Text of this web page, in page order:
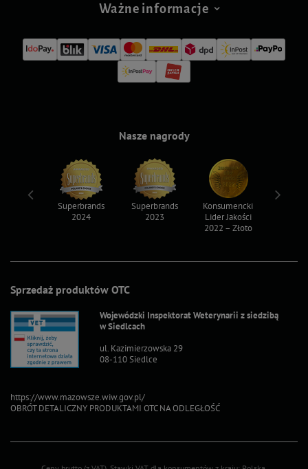
Ważne informacje
Sprzedaż produktów OTC
Wojewódzki Inspektorat Weterynarii z siedzibą
w Siedlcach
ul. Kazimierzowska 29
08-110 Siedlce
https://www.mazowsze.wiw.gov.pl/
OBRÓT DETALICZNY PRODUKTAMI OTC NA ODLEGŁOŚĆ
Nasze nagrody
Superbrands
2024
Superbrands
2023
Konsumencki
Lider Jakości
2022 – Złoto